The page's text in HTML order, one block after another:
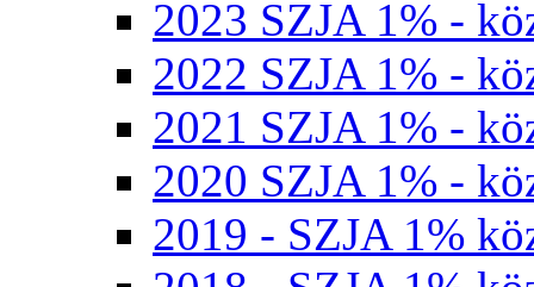
2023 SZJA 1% -
2022 SZJA 1% -
2021 SZJA 1% -
2020 SZJA 1% -
2019 - SZJA 1%